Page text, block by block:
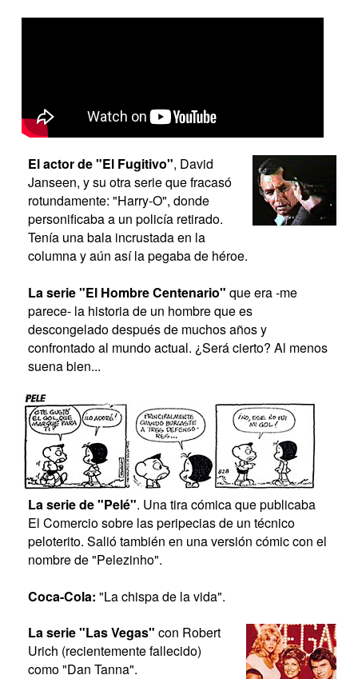
El actor de "El Fugitivo", David
Janseen, y su otra serie que fracasó
rotundamente: "Harry-O", donde
personificaba a un policía retirado.
Tenía una bala incrustada en la
columna y aún así la pegaba de héroe.
La serie "El Hombre Centenario" que era -me
parece- la historia de un hombre que es
descongelado después de muchos años y
confrontado al mundo actual. ¿Será cierto? Al menos
suena bien...
La serie de "Pelé". Una tira cómica que publicaba
El Comercio sobre las peripecias de un técnico
peloterito. Salió también en una versión cómic con el
nombre de "Pelezinho".
Coca-Cola: "La chispa de la vida".
La serie "Las Vegas" con Robert
Urich (recientemente fallecido)
como "Dan Tanna".